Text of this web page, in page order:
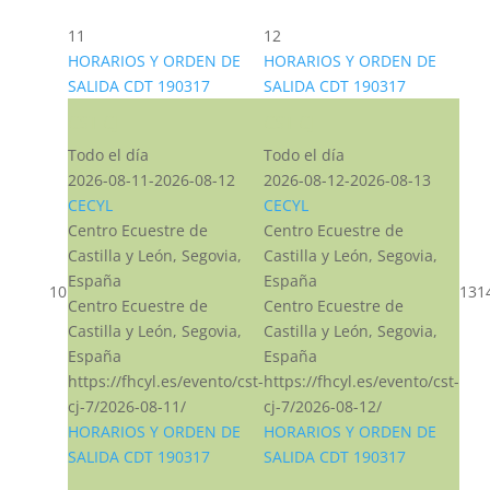
10
11
HORARIOS Y ORDEN DE
SALIDA CDT 190317
Todo el día
2026-08-11-2026-08-12
CECYL
Centro Ecuestre de
Castilla y León, Segovia,
España
Centro Ecuestre de
Castilla y León, Segovia,
España
https://fhcyl.es/evento/cst-
cj-7/2026-08-11/
HORARIOS Y ORDEN DE
SALIDA CDT 190317
12
HORARIOS Y ORDEN DE
SALIDA CDT 190317
Todo el día
2026-08-12-2026-08-13
CECYL
Centro Ecuestre de
Castilla y León, Segovia,
España
Centro Ecuestre de
Castilla y León, Segovia,
España
https://fhcyl.es/evento/cst-
cj-7/2026-08-12/
HORARIOS Y ORDEN DE
SALIDA CDT 190317
13